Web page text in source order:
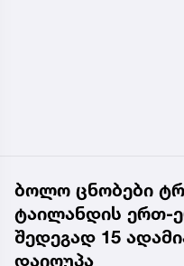
ბოლო ცნობები
ტაილანდის ერთ-
შედეგად 15
დაიღუპა